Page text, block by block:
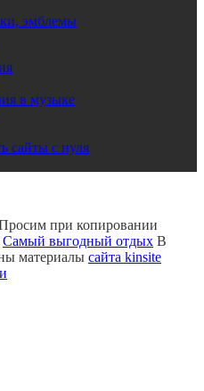
эмблемы
в музыке
сайты с нуля
при копировании
Самый выгодный отдых В
материалы сайта kinsite